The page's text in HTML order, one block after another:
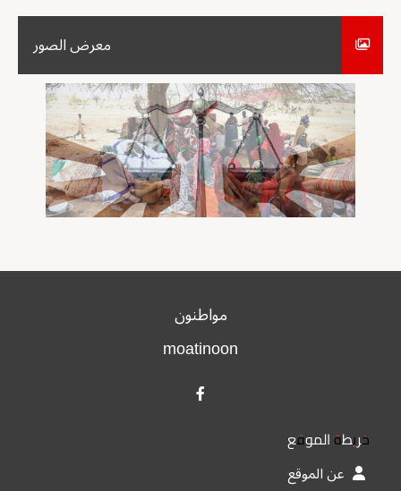
معرض الصور
مواطنون
moatinoon
خريطة الموقع
عن الموقع